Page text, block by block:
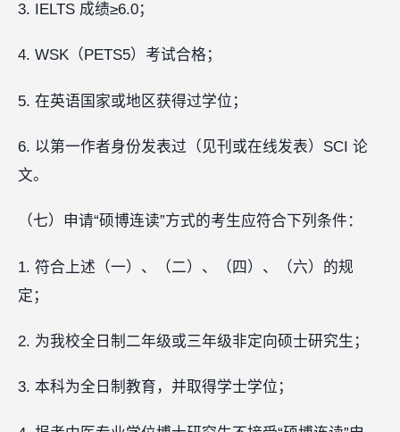
3. IELTS 成绩≥6.0；
4. WSK（PETS5）考试合格；
5. 在英语国家或地区获得过学位；
6. 以第一作者身份发表过（见刊或在线发表）SCI 论
文。
（七）申请“硕博连读”方式的考生应符合下列条件：
1. 符合上述（一）、（二）、（四）、（六）的规
定；
2. 为我校全日制二年级或三年级非定向硕士研究生；
3. 本科为全日制教育，并取得学士学位；